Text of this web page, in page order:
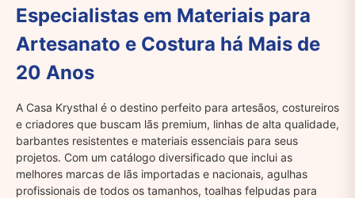
Especialistas em Materiais para
Artesanato e Costura há Mais de
20 Anos
A Casa Krysthal é o destino perfeito para artesãos, costureiros
e criadores que buscam lãs premium, linhas de alta qualidade,
barbantes resistentes e materiais essenciais para seus
projetos. Com um catálogo diversificado que inclui as
melhores marcas de lãs importadas e nacionais, agulhas
profissionais de todos os tamanhos, toalhas felpudas para